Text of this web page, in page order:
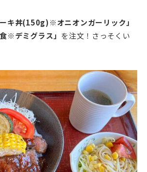
ーキ丼(150g)※オニオンガーリック」
※デミグラス」 を注文！さっそくい